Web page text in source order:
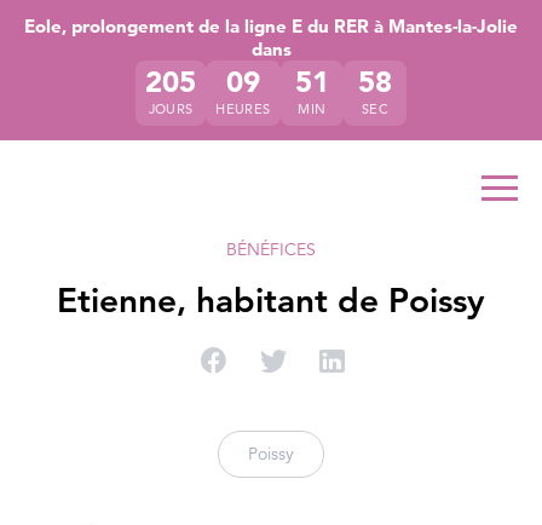
Accéder directement au contenu de la page
Accéder à la navigation principale
Accéder à la recherche
Eole, prolongement de la ligne E du RER à Mantes-la-Jolie
dans
205
JOURS
09
HEURES
51
MIN
57
SEC
BÉNÉFICES
Etienne, habitant de Poissy
Partager sur Facebook
Partager sur Twitter
Poissy